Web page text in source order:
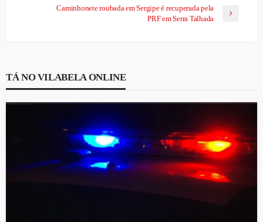
Caminhonete roubada em Sergipe é recuperada pela
PRF em Serra Talhada
TÁ NO VILABELA ONLINE